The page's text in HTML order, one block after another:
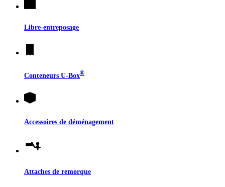
Libre-entreposage
Conteneurs U-Box®
Accessoires de déménagement
Attaches de remorque